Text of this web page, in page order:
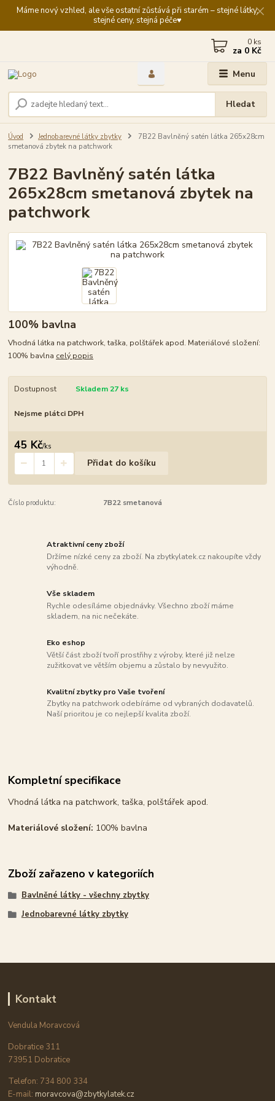
Máme nový vzhled, ale vše ostatní zůstává při starém – stejné látky,
stejné ceny, stejná péče♥️
Menu
Hledat
0 ks
za 0 Kč
Úvod Jednobarevné látky zbytky
7B22 Bavlněný satén látka 265x28cm
smetanová zbytek na patchwork
7B22 Bavlněný satén látka
265x28cm smetanová zbytek na
patchwork
100% bavlna
Vhodná látka na patchwork, taška, polštářek apod. Materiálové složení:
100% bavlna celý popis
Dostupnost Skladem 27 ks
Nejsme plátci DPH
45 Kč/ks
Přidat do košíku
Číslo produktu: 7B22 smetanová
Atraktivní ceny zboží
Držíme nízké ceny za zboží. Na zbytkylatek.cz nakoupíte vždy
výhodně.
Vše skladem
Rychle odesíláme objednávky. Všechno zboží máme
skladem, na nic nečekáte.
Eko eshop
Větší část zboží tvoří prostřihy z výroby, které již nelze
zužitkovat ve větším objemu a zůstalo by nevyužito.
Kvalitní zbytky pro Vaše tvoření
Zbytky na patchwork odebíráme od vybraných dodavatelů.
Naší prioritou je co nejlepší kvalita zboží.
Kompletní specifikace
Vhodná látka na patchwork, taška, polštářek apod.
Materiálové složení: 100% bavlna
Zboží zařazeno v kategoriích
Bavlněné látky - všechny zbytky
Jednobarevné látky zbytky
Kontakt
Vendula Moravcová
Dobratice 311
73951 Dobratice
Telefon: 734 800 334
E-mail: moravcova@zbytkylatek.cz